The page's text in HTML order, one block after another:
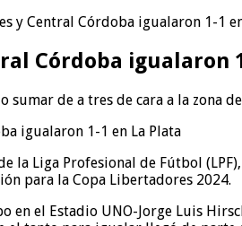
y Central Córdoba igualaron 1-1
Córdoba igualaron
sumar de a tres de cara a la zona
la Liga Profesional de Fútbol
para la Copa Libertadores 2024.
en el Estadio UNO-Jorge Luis